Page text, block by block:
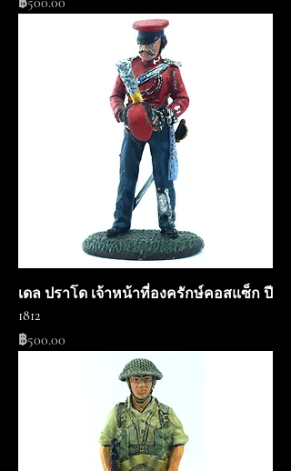
เดล ปราโด เจ้าหน้าที่องครักษ์คอสแซ็ก ปี
1812
ราคา
฿500.00